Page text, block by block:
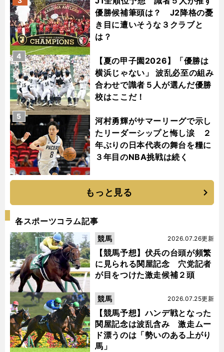
優勝候補筆頭は？ J2降格の憂
き目に遭いそうな３クラブと
は？
【夏の甲子園2026】「優勝は
横浜じゃない」 波乱必至の組み
合わせで識者５人が選んだ優勝
校はここだ！
4
河村勇輝がサマーリーグで示し
たリーダーシップと悔し涙 ２
年ぶりの日本代表の舞台を糧に
３年目のNBA挑戦は続く
5
もっと見る
各スポーツコラム記事
【競馬予想】伏兵の台頭が頻繁
に見られる関屋記念 穴党記者
が目をつけた激走候補２頭
2026.07.26更新
競馬
【競馬予想】ハンデ戦となった
関屋記念は波乱含み 激走ムー
ド漂うのは「勢いのある上がり
馬」
2026.07.25更新
競馬